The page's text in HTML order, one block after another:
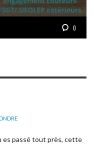
0
es passé tout près, cette